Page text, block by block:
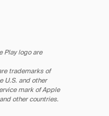
Play logo are
trademarks of
U.S. and other
mark of Apple
other countries.